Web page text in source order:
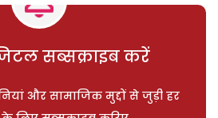
सब्सक्राइब करें
और सामाजिक मुद्दों से जुड़ी हर